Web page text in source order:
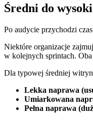
Średni do
Po audycie przychodzi
Niektóre organizacje
w kolejnych sprintach. Oba
Dla typowej średniej
Lekka naprawa
Umiarkowana
Pełna naprawa